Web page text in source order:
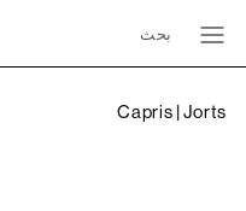
بحث
Capris | Jorts